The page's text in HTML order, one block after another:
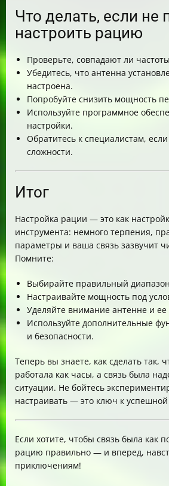
Что делать, если не
настроить рацию
Проверьте, совпадают ли
Убедитесь, что антенна
настроена.
Попробуйте снизить мощность
Используйте программное
настройки.
Обратитесь к специалистам,
сложности.
Итог
Настройка рации — это как
инструмента: немного терпения,
параметры и ваша связь зазвучит
Помните:
Выбирайте правильный
Настраивайте мощность под
Уделяйте внимание антенне и ее
Используйте дополнительные
и безопасности.
Теперь вы знаете, как сделать так,
работала как часы, а связь была
ситуации. Не бойтесь
настраивать — это ключ к
Если хотите, чтобы связь была как
рацию правильно — и вперед,
приключениям!